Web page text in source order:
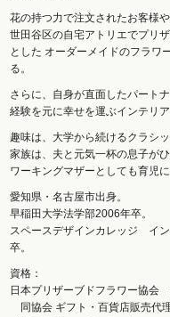
花の持つ力で注文されたお客様
世田谷区の自宅アトリエでプリ
とした オーダーメイドのフラワ
る。
さらに、自身が直面したパート
経験を元に幸せを運ぶインテリ
趣味は、大学から続けるクラシ
家族は、夫と元気一杯の息子がひ
ワーキングマザーとしても育児に
愛知県・名古屋市出身。
早稲田大学法学部2006年卒。
スペースデザインカレッジ イ
卒。
資格：
日本プリザーブドフラワー協会
同協会 ギフト・百貨店販売代